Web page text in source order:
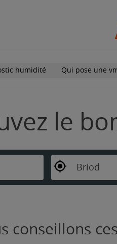
humidité Qui pose une
le
Briod
conseillons